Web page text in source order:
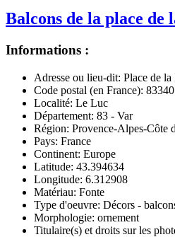
Balcons de la place
Informations :
Adresse ou lieu-dit: Place de
Code postal (en France): 83340
Localité: Le Luc
Département: 83 - Var
Région: Provence-Alpes-Côte
Pays: France
Continent: Europe
Latitude: 43.394634
Longitude: 6.312908
Matériau: Fonte
Type d'oeuvre: Décors -
Morphologie: ornement
Titulaire(s) et droits sur les